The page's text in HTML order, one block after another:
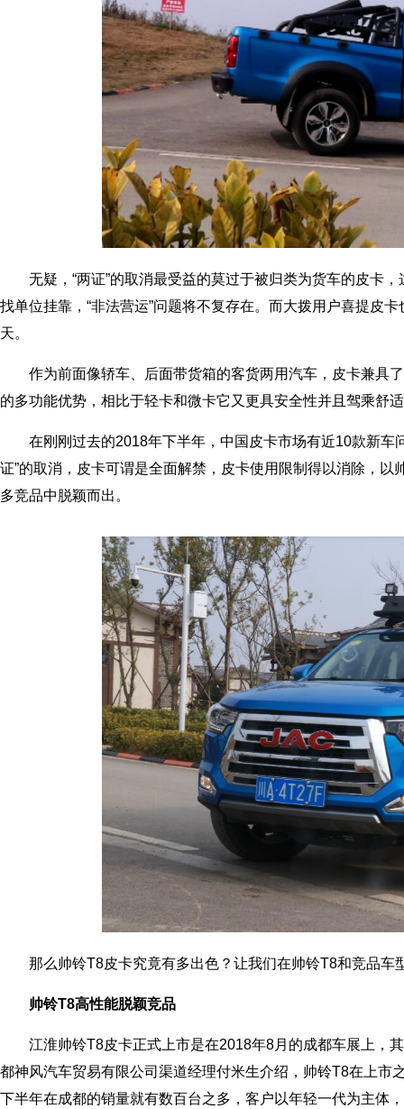
无疑，“两证”的取消最受益的莫过于被归类为货车的皮卡
找单位挂靠，“非法营运”问题将不复存在。而大拨用户喜提皮
天。
作为前面像轿车、后面带货箱的客货两用汽车，皮卡兼具
的多功能优势，相比于轻卡和微卡它又更具安全性并且驾乘舒
在刚刚过去的2018年下半年，中国皮卡市场有近10款新
证”的取消，皮卡可谓是全面解禁，皮卡使用限制得以消除，
多竞品中脱颖而出。
那么帅铃T8皮卡究竟有多出色？让我们在帅铃T8和竞品车
帅铃T8高性能脱颖竞品
江淮帅铃T8皮卡正式上市是在2018年8月的成都车展上
都神风汽车贸易有限公司渠道经理付米生介绍，帅铃T8在上
下半年在成都的销量就有数百台之多，客户以年轻一代为主体